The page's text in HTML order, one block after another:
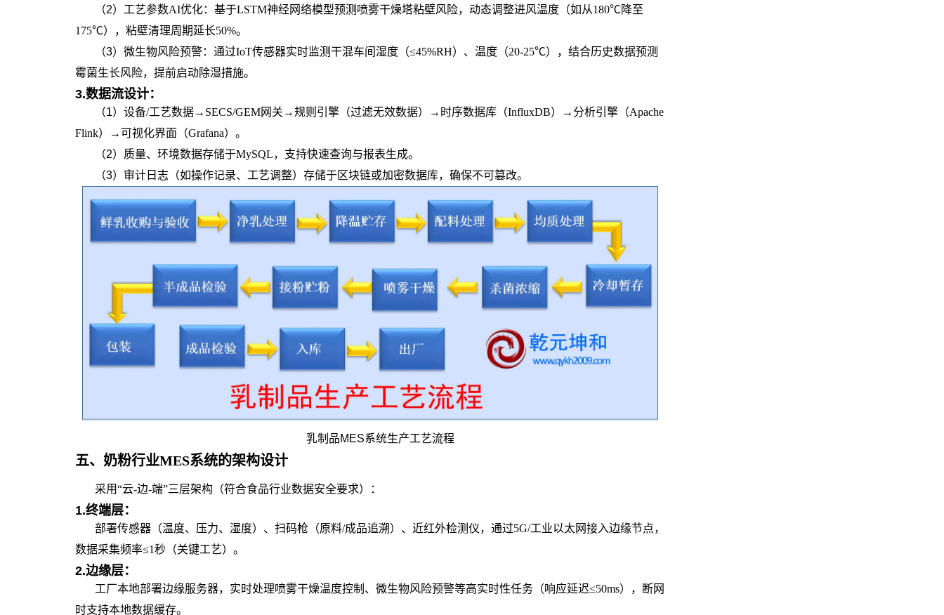
（2） 工艺参数AI优化：基于LSTM神经网络模型预测喷雾干燥塔粘壁风险，动态调整进风温度（如从180℃降至
175℃），粘壁清理周期延长50%。
（3）微生物风险预警：通过IoT传感器实时监测干混车间湿度（≤45%RH）、温度（20-25℃），结合历史数据预测
霉菌生长风险，提前启动除湿措施。
3.数据流设计：
（1） 设备/工艺数据→SECS/GEM网关→规则引擎（过滤无效数据）→时序数据库（InfluxDB）→分析引擎（Apache
Flink）→可视化界面（Grafana）。
（2） 质量、环境数据存储于MySQL，支持快速查询与报表生成。
（3）审计日志（如操作记录、工艺调整）存储于区块链或加密数据库，确保不可篡改。
乳制品MES系统生产工艺流程
五、 奶粉行业MES系统的架构设计
采用“云-边-端”三层架构（符合食品行业数据安全要求）：
1.终端层：
部署传感器（温度、压力、湿度）、扫码枪（原料/成品追溯）、近红外检测仪，通过5G/工业以太网接入边缘节点，
数据采集频率≤1秒（关键工艺）。
2.边缘层：
工厂本地部署边缘服务器，实时处理喷雾干燥温度控制、微生物风险预警等高实时性任务（响应延迟≤50ms），断网
时支持本地数据缓存。